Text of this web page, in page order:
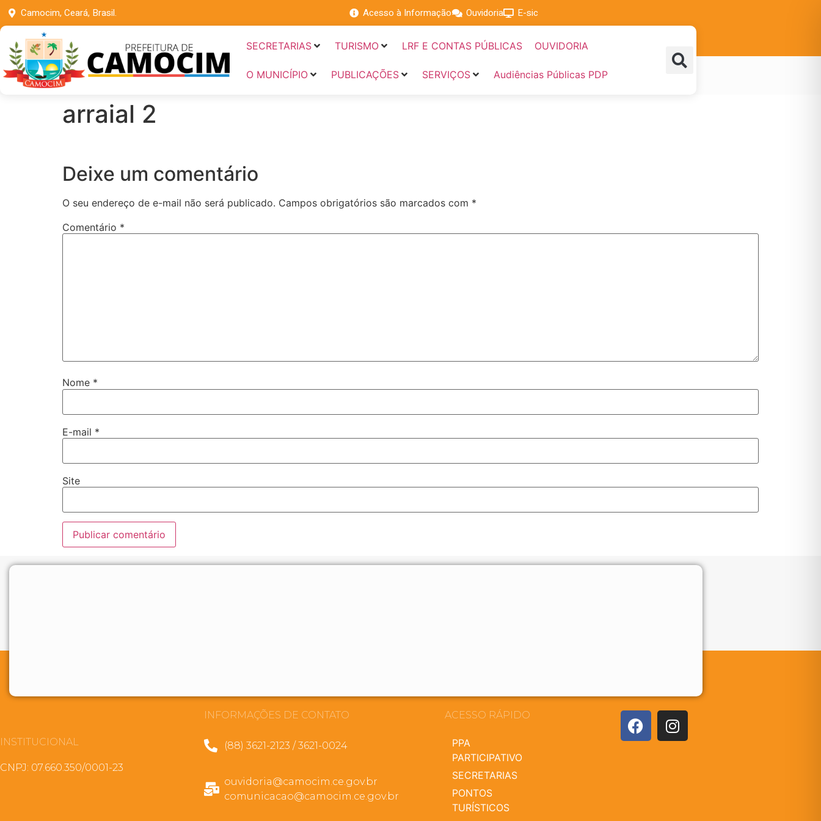
Camocim, Ceará, Brasil. Acesso à Informação Ouvidoria E-sic
SECRETARIAS TURISMO LRF E CONTAS PÚBLICAS OUVIDORIA
O MUNICÍPIO PUBLICAÇÕES SERVIÇOS Audiências Públicas PDP
arraial 2
Deixe um comentário
O seu endereço de e-mail não será publicado. Campos obrigatórios são marcados com *
Comentário *
Nome *
E-mail *
Site
INSTITUCIONAL
CNPJ: 07.660.350/0001-23
INFORMAÇÕES DE CONTATO
(88) 3621-2123 / 3621-0024
ouvidoria@camocim.ce.gov.br
comunicacao@camocim.ce.gov.br
ACESSO RÁPIDO
PPA
PARTICIPATIVO
SECRETARIAS
PONTOS
TURÍSTICOS